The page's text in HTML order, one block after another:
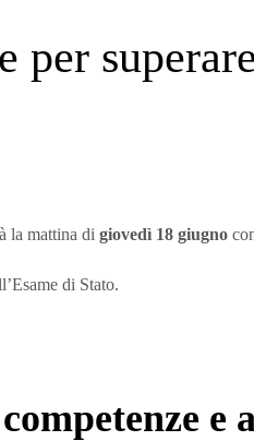
per
la mattina di giovedì 18 giugno
di Stato.
e